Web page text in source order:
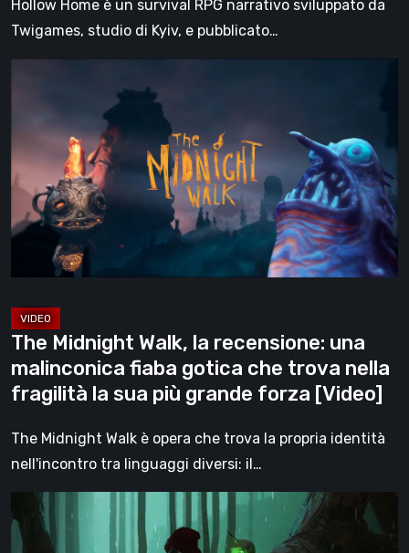
Hollow Home è un survival RPG narrativo sviluppato da
Twigames, studio di Kyiv, e pubblicato…
la
recensione:
una
malinconica
gotica
trova
nella
fragilità
la
forza
[Video]
The Midnight Walk, la recensione: una
malinconica fiaba gotica che trova nella
fragilità la sua più grande forza [Video]
The Midnight Walk è opera che trova la propria identità
nell'incontro tra linguaggi diversi: il…
Legacy
of